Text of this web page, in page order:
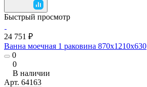
Быстрый просмотр
24 751 ₽
Ванна моечная 1 раковина 870x1210x630
0
0
В наличии
Арт. 64163